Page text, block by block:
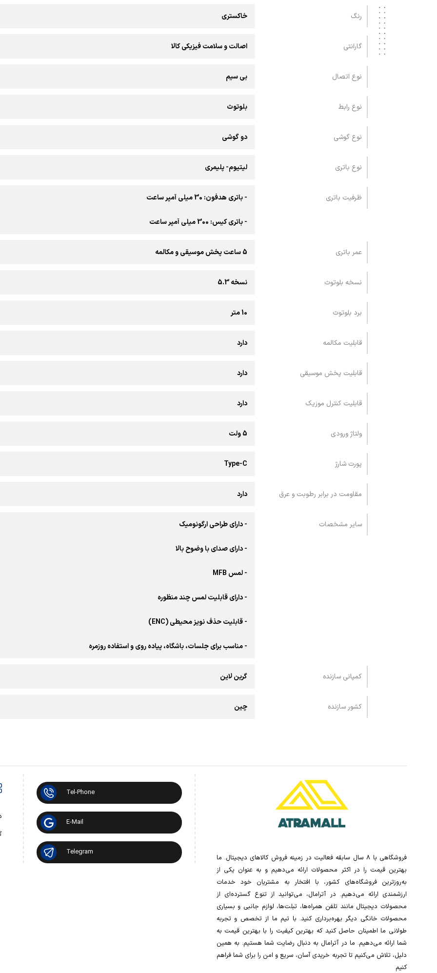
رنگ خاکستری
گارانتی اصالت و سلامت فیزیکی کالا
نوع اتصال بی سیم
نوع رابط بلوتوث
نوع گوشی دو گوشی
نوع باتری لیتیوم- پلیمری
ظرفیت باتری - باتری هدفون: 30 میلی آمپر ساعت
- باتری کیس: 300 میلی آمپر ساعت
عمر باتری 5 ساعت پخش موسیقی و مکالمه
نسخه بلوتوث نسخه 5.3
برد بلوتوث 10 متر
قابلیت مکالمه دارد
قابلیت پخش موسیقی دارد
قابلیت کنترل موزیک دارد
ولتاژ ورودی 5 ولت
پورت شارژ Type-C
مقاومت در برابر رطوبت و عرق دارد
سایر مشخصات - دارای طراحی ارگونومیک
- دارای صدای با وضوح بالا
- لمس MFB
- دارای قابلیت لمس چند منظوره
- قابلیت حذف نویز محیطی (ENC)
- مناسب برای جلسات، باشگاه، پیاده روی و استفاده روزمره
کمپانی سازنده گرین لاین
کشور سازنده چین
فروشگاهی با 8 سال سابقه فعالیت در زمینه فروش کالاهای دیجیتال. ما
بهترین قیمت را در اکثر محصولات ارائه می‌دهیم و به عنوان یکی از
به‌روزترین فروشگاه‌های کشور، با افتخار به مشتریان خود خدمات
ارزشمندی ارائه می‌دهیم. در آترامال، می‌توانید از تنوع گسترده‌ای از
محصولات دیجیتال مانند تلفن همراه‌ها، تبلت‌ها، لوازم جانبی و بسیاری
محصولات خانگی دیگر بهره‌برداری کنید. با تیم ما از تخصص و تجربه
طولانی ما اطمینان حاصل کنید که بهترین کیفیت را با بهترین قیمت به
شما ارائه می‌دهیم. ما در آترامال به دنبال رضایت شما هستیم. به همین
دلیل، تلاش می‌کنیم تا تجربه خریدی آسان، سریع و امن را برای شما فراهم
کنیم
Tel-Phone
E-Mail
Telegram